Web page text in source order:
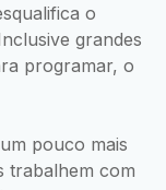
o
grandes
programar, o
pouco mais
trabalhem com